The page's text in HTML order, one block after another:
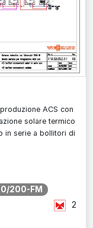
ACS con
solare termico
in serie a bollitori di
200-FM
2